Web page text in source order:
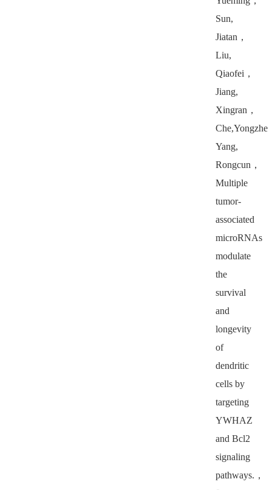
Sun,
Jiatan ，
Liu,
Qiaofei ，
Jiang,
Xingran ，
Che,Yongzhe
Yang,
Rongcun ，
Multiple
tumor-
associated
microRNAs
modulate
the
survival
and
longevity
of
dendritic
cells by
targeting
YWHAZ
and Bcl2
signaling
pathways. ，